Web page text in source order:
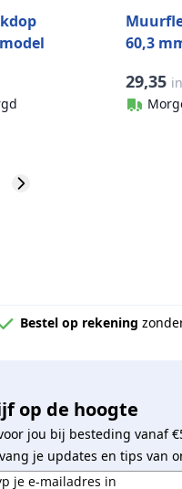
60,3
0505
29,35
Bestel op rekening
op de hoogte
jou bij besteding vanaf
je updates en tips van